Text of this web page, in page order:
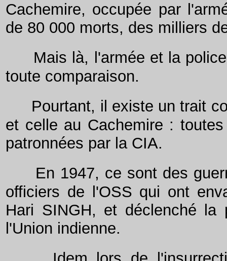
Cachemire, occupée par
de 80 000 morts, des milliers
Mais là, l'armée et la
toute comparaison.
Pourtant, il existe un trait
et celle au Cachemire :
patronnées par la CIA.
En 1947, ce sont des
officiers de l'OSS qui ont
Hari SINGH, et déclenché la
l'Union indienne.